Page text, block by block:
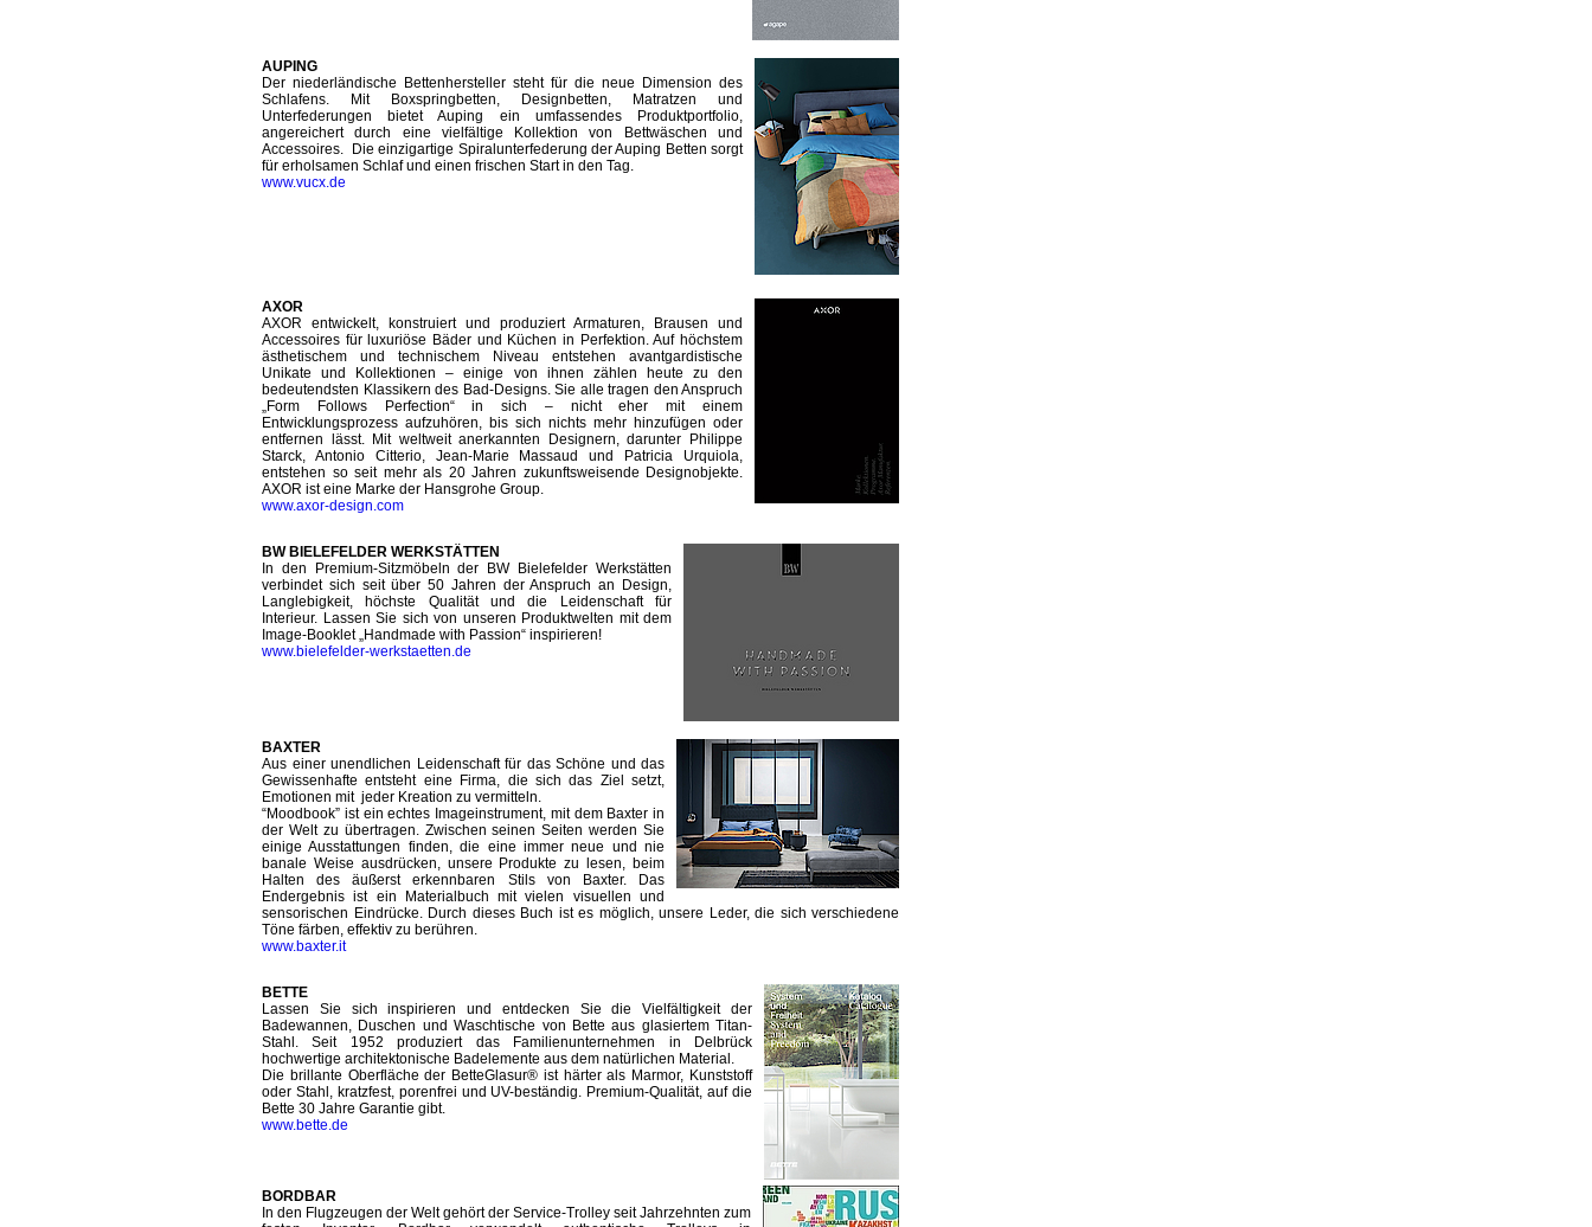
AUPING
Der niederländische Bettenhersteller steht für die neue Dimension des
Schlafens. Mit Boxspringbetten, Designbetten, Matratzen und
Unterfederungen bietet Auping ein umfassendes Produktportfolio,
angereichert durch eine vielfältige Kollektion von Bettwäschen und
Accessoires. Die einzigartige Spiralunterfederung der Auping Betten sorgt
für erholsamen Schlaf und einen frischen Start in den Tag.
www.vucx.de
AXOR
AXOR entwickelt, konstruiert und produziert Armaturen, Brausen und
Accessoires für luxuriöse Bäder und Küchen in Perfektion. Auf höchstem
ästhetischem und technischem Niveau entstehen avantgardistische
Unikate und Kollektionen – einige von ihnen zählen heute zu den
bedeutendsten Klassikern des Bad-Designs. Sie alle tragen den Anspruch
„Form Follows Perfection“ in sich – nicht eher mit einem
Entwicklungsprozess aufzuhören, bis sich nichts mehr hinzufügen oder
entfernen lässt. Mit weltweit anerkannten Designern, darunter Philippe
Starck, Antonio Citterio, Jean-Marie Massaud und Patricia Urquiola,
entstehen so seit mehr als 20 Jahren zukunftsweisende Designobjekte.
AXOR ist eine Marke der Hansgrohe Group.
www.axor-design.com
BW BIELEFELDER WERKSTÄTTEN
In den Premium-Sitzmöbeln der BW Bielefelder Werkstätten
verbindet sich seit über 50 Jahren der Anspruch an Design,
Langlebigkeit, höchste Qualität und die Leidenschaft für
Interieur. Lassen Sie sich von unseren Produktwelten mit dem
Image-Booklet „Handmade with Passion“ inspirieren!
www.bielefelder-werkstaetten.de
BAXTER
Aus einer unendlichen Leidenschaft für das Schöne und das
Gewissenhafte entsteht eine Firma, die sich das Ziel setzt,
Emotionen mit jeder Kreation zu vermitteln.
“Moodbook” ist ein echtes Imageinstrument, mit dem Baxter in
der Welt zu übertragen. Zwischen seinen Seiten werden Sie
einige Ausstattungen finden, die eine immer neue und nie
banale Weise ausdrücken, unsere Produkte zu lesen, beim
Halten des äußerst erkennbaren Stils von Baxter. Das
Endergebnis ist ein Materialbuch mit vielen visuellen und
sensorischen Eindrücke. Durch dieses Buch ist es möglich, unsere Leder, die sich verschiedene
Töne färben, effektiv zu berühren.
www.baxter.it
BETTE
Lassen Sie sich inspirieren und entdecken Sie die Vielfältigkeit der
Badewannen, Duschen und Waschtische von Bette aus glasiertem Titan-
Stahl. Seit 1952 produziert das Familienunternehmen in Delbrück
hochwertige architektonische Badelemente aus dem natürlichen Material.
Die brillante Oberfläche der BetteGlasur® ist härter als Marmor, Kunststoff
oder Stahl, kratzfest, porenfrei und UV-beständig. Premium-Qualität, auf die
Bette 30 Jahre Garantie gibt.
www.bette.de
BORDBAR
In den Flugzeugen der Welt gehört der Service-Trolley seit Jahrzehnten zum